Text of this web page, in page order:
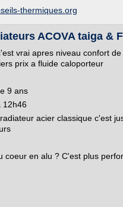
thermiques.org
ACOVA taiga &
vrai apres niveau confort
prix a fluide caloporteur
9 ans
12h46
acier classique c'est
coeur en alu ? C'est plus